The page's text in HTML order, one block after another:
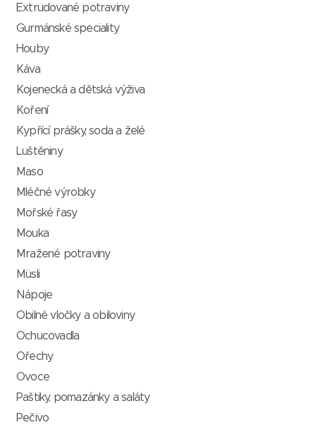
Extrudované potraviny
Gurmánské speciality
Houby
Káva
Kojenecká a dětská výživa
Koření
Kypřící prášky, soda a želé
Luštěniny
Maso
Mléčné výrobky
Mořské řasy
Mouka
Mražené potraviny
Müsli
Nápoje
Obilné vločky a obiloviny
Ochucovadla
Ořechy
Ovoce
Paštiky, pomazánky a saláty
Pečivo